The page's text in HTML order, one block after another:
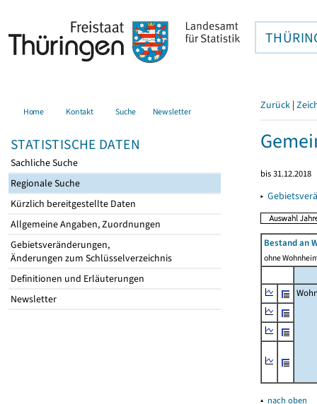
Home Kontakt Suche Newsletter
STATISTISCHE DATEN
Sachliche Suche
Regionale Suche
Kürzlich bereitgestellte Daten
Allgemeine Angaben, Zuordnungen
Gebietsveränderungen,
Änderungen zum Schlüsselverzeichnis
Definitionen und Erläuterungen
Newsletter
Zurück |
bis 31.12.2018
▸
Bestand an
ohne
▴ nach oben